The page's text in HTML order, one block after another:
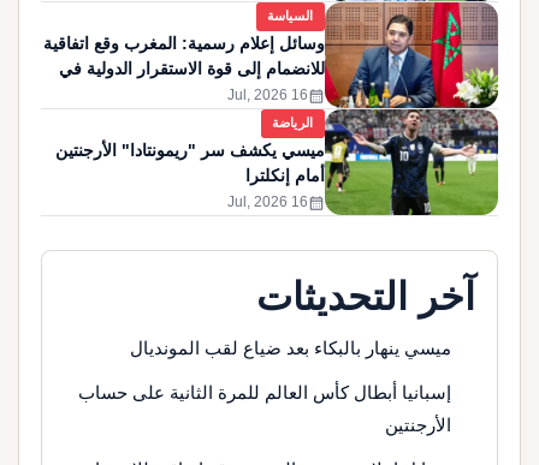
السياسة
وسائل إعلام رسمية: المغرب وقع اتفاقية
للانضمام إلى قوة الاستقرار الدولية في
غزة
calendar_month
16 Jul, 2026
الرياضة
ميسي يكشف سر "ريمونتادا" الأرجنتين
أمام إنكلترا
calendar_month
16 Jul, 2026
آخر التحديثات
ميسي ينهار بالبكاء بعد ضياع لقب المونديال
إسبانيا أبطال كأس العالم للمرة الثانية على حساب
الأرجنتين